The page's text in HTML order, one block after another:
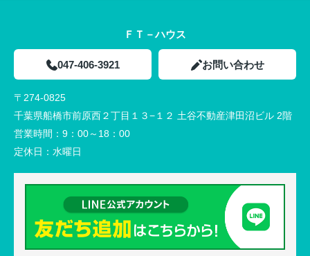
ＦＴ－ハウス
047-406-3921 お問い合わせ
〒274-0825
千葉県船橋市前原西２丁目１３−１２ 土谷不動産津田沼ビル 2階
営業時間： 9：00～18：00
定休日： 水曜日